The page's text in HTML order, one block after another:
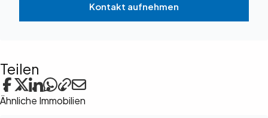
Kontakt aufnehmen
Teilen
Ähnliche Immobilien